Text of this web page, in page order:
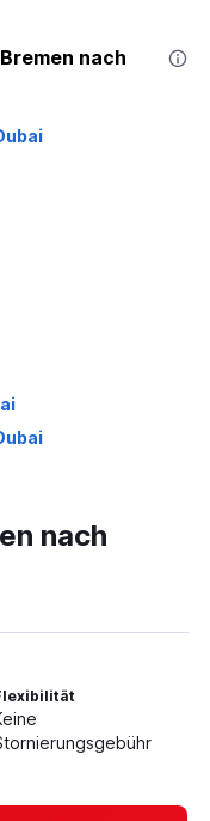
nach
nach